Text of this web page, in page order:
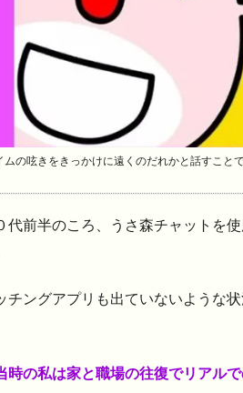
ムの呟きをきっかけに遠くのだれかと話すこと
代前半のころ、うさ森チャットを
チングアプリも出ていないような状
時の私は家と職場の往復でリアル